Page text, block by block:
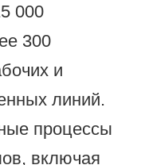
000
300
и
линий.
процессы
включая